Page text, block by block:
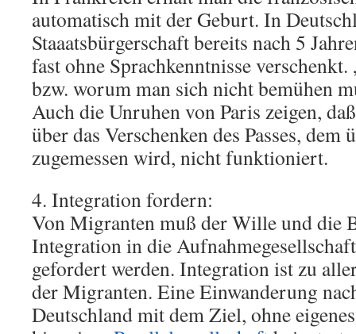
automatisch mit der Geburt. In
Staaatsbürgerschaft bereits nach 5
fast ohne Sprachkenntnisse verschenkt.
bzw. worum man sich nicht bemühen
Auch die Unruhen von Paris zeigen,
über das Verschenken des Passes,
zugemessen wird, nicht funktioniert.
4. Integration fordern:
Von Migranten muß der Wille und die
Integration in die
gefordert werden. Integration ist zu
der Migranten. Eine Einwanderung
Deutschland mit dem Ziel, ohne